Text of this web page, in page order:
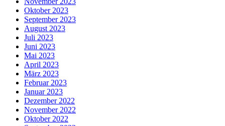
Oktober 2023
September 2023
August 2023
Juli 2023
Juni 2023
Mai 2023
April 2023
März 2023
Februar 2023
Januar 2023
Dezember 2022
November 2022
Oktober 2022